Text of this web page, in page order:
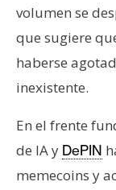
volumen se
que sugiere
haberse
inexistente.
En el frente
de IA y DePIN
memecoins y